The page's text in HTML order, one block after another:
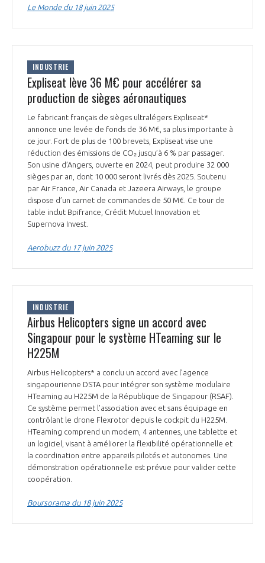
Le Monde du 18 juin 2025
INDUSTRIE
Expliseat lève 36 M€ pour accélérer sa
production de sièges aéronautiques
Le fabricant français de sièges ultralégers Expliseat*
annonce une levée de fonds de 36 M€, sa plus importante à
ce jour. Fort de plus de 100 brevets, Expliseat vise une
réduction des émissions de CO₂ jusqu’à 6 % par passager.
Son usine d’Angers, ouverte en 2024, peut produire 32 000
sièges par an, dont 10 000 seront livrés dès 2025. Soutenu
par Air France, Air Canada et Jazeera Airways, le groupe
dispose d’un carnet de commandes de 50 M€. Ce tour de
table inclut Bpifrance, Crédit Mutuel Innovation et
Supernova Invest.
Aerobuzz du 17 juin 2025
INDUSTRIE
Airbus Helicopters signe un accord avec
Singapour pour le système HTeaming sur le
H225M
Airbus Helicopters* a conclu un accord avec l’agence
singapourienne DSTA pour intégrer son système modulaire
HTeaming au H225M de la République de Singapour (RSAF).
Ce système permet l’association avec et sans équipage en
contrôlant le drone Flexrotor depuis le cockpit du H225M.
HTeaming comprend un modem, 4 antennes, une tablette et
un logiciel, visant à améliorer la flexibilité opérationnelle et
la coordination entre appareils pilotés et autonomes. Une
démonstration opérationnelle est prévue pour valider cette
coopération.
Boursorama du 18 juin 2025